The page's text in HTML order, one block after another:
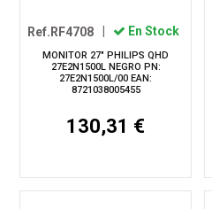
Ref.RF4708 En Stock
MONITOR 27" PHILIPS QHD
27E2N1500L NEGRO PN:
27E2N1500L/00 EAN:
8721038005455
130,31 €